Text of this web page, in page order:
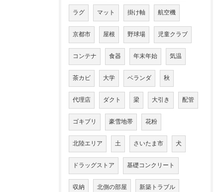
ラグ マット 掛け軸 航空機
京都市 屋根 野球場 児童クラブ
コンテナ 食器 年末年始 気温
茶カビ 大学 ベランダ 秋
代理店 ダクト 梁 大引き 配管
ゴキブリ 豪雪地帯 花粉
北陸エリア 土 さいたま市 犬
ドラッグストア 基礎コンクリート
収納 北側の部屋 新築トラブル